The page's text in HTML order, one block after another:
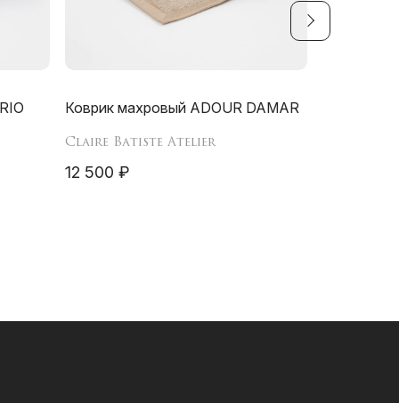
Коврик махровый ADOUR DAMAR
Claire Batiste Atelier
12 500 ₽